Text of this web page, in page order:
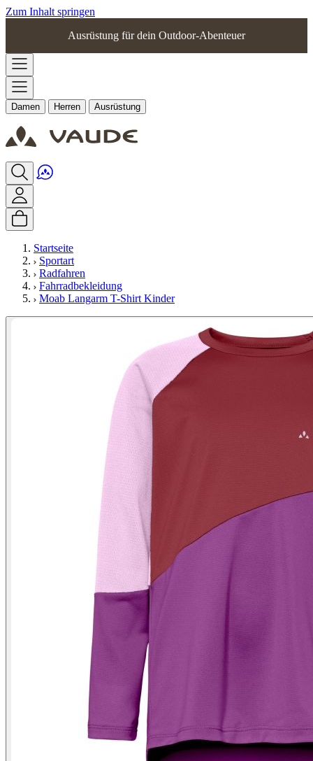
Zum Inhalt springen
Ausrüstung für dein Outdoor-Abenteuer
Damen Herren Ausrüstung
Startseite
Sportart
Radfahren
Fahrradbekleidung
Moab Langarm T-Shirt Kinder